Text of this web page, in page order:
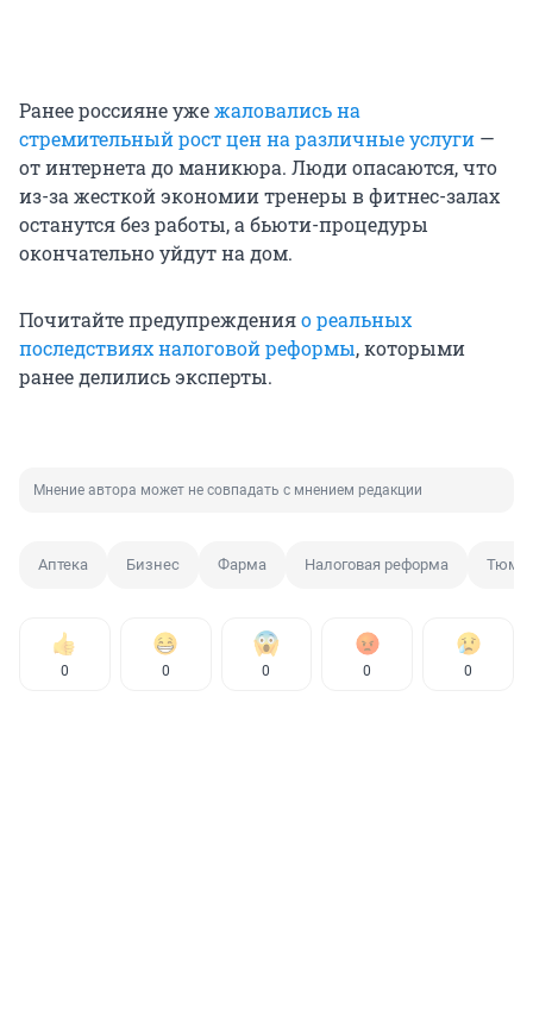
Ранее россияне ужежаловались на
стремительный рост цен на различные услуги —
от интернета до маникюра. Люди опасаются, что
из-за жесткой экономии тренеры в фитнес-залах
останутся без работы, а бьюти-процедуры
окончательно уйдут на дом.
Почитайте предупрежденияо реальных
последствиях налоговой реформы, которыми
ранее делились эксперты.
Мнение автора может не совпадать с мнением редакции
Аптека Бизнес Фарма Налоговая реформа
0 0 0 0 0